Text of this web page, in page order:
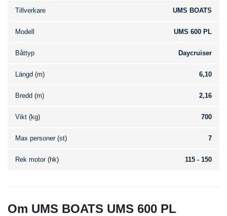
Tillverkare UMS BOATS
Modell UMS 600 PL
Båttyp Daycruiser
Längd (m) 6,10
Bredd (m) 2,16
Vikt (kg) 700
Max personer (st) 7
Rek motor (hk) 115 - 150
Om UMS BOATS UMS 600 PL